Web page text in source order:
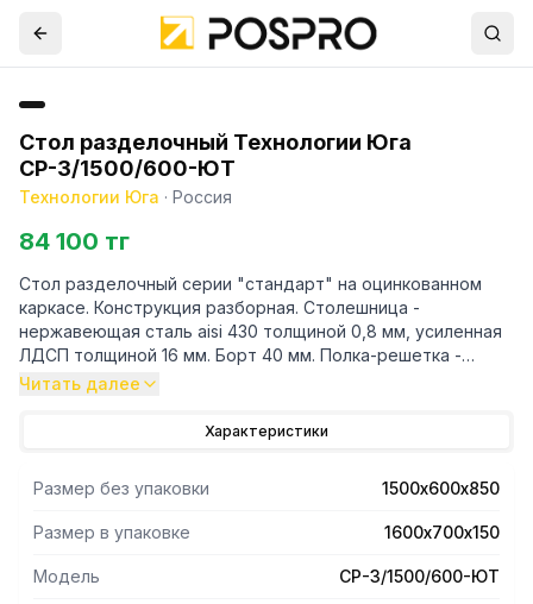
Стол разделочный Технологии Юга
СР-3/1500/600-ЮТ
Технологии Юга · Россия
84 100 тг
Стол разделочный серии "стандарт" на оцинкованном
каркасе. Конструкция разборная. Столешница -
нержавеющая сталь aisi 430 толщиной 0,8 мм, усиленная
ЛДСП толщиной 16 мм. Борт 40 мм. Полка-решетка -
оцинкованная сталь толщиной 0,7 мм. Каркас - уголок
Читать далее
Характеристики
Размер без упаковки 1500х600х850
Размер в упаковке 1600х700х150
Модель СР-3/1500/600-ЮТ